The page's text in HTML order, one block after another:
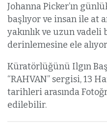
Johanna Picker’ın
başlıyor ve insan ile at
yakınlık ve uzun vadeli
derinlemesine ele
Küratörlüğünü Ilgın
“RAHVAN” sergisi, 13
tarihleri arasında
edilebilir.